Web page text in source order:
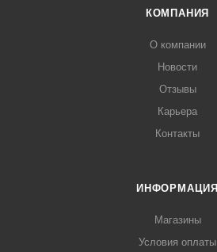
КОМПАНИЯ
О компании
Новости
Отзывы
Карьера
Контакты
ИНФОРМАЦИЯ
Магазины
Условия оплаты